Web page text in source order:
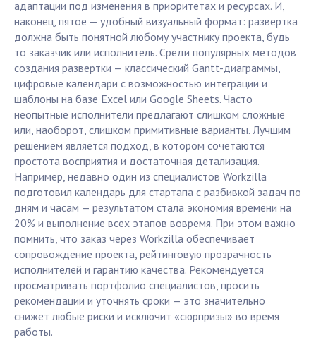
адаптации под изменения в приоритетах и ресурсах. И,
наконец, пятое — удобный визуальный формат: развертка
должна быть понятной любому участнику проекта, будь
то заказчик или исполнитель. Среди популярных методов
создания развертки — классический Gantt-диаграммы,
цифровые календари с возможностью интеграции и
шаблоны на базе Excel или Google Sheets. Часто
неопытные исполнители предлагают слишком сложные
или, наоборот, слишком примитивные варианты. Лучшим
решением является подход, в котором сочетаются
простота восприятия и достаточная детализация.
Например, недавно один из специалистов Workzilla
подготовил календарь для стартапа с разбивкой задач по
дням и часам — результатом стала экономия времени на
20% и выполнение всех этапов вовремя. При этом важно
помнить, что заказ через Workzilla обеспечивает
сопровождение проекта, рейтинговую прозрачность
исполнителей и гарантию качества. Рекомендуется
просматривать портфолио специалистов, просить
рекомендации и уточнять сроки — это значительно
снижет любые риски и исключит «сюрпризы» во время
работы.